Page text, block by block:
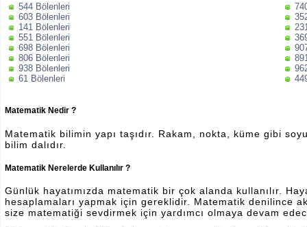
544 Bölenleri
603 Bölenleri
141 Bölenleri
551 Bölenleri
698 Bölenleri
806 Bölenleri
938 Bölenleri
61 Bölenleri
Matematik Nedir ?
Matematik bilimin yapı taşıdır. Rakam, nokta, küme gibi
bilim dalıdır.
Matematik Nerelerde Kullanılır ?
Günlük hayatımızda matematik bir çok alanda kullanılır.
hesaplamaları yapmak için gereklidir. Matematik denilince
size matematiği sevdirmek için yardımcı olmaya devam